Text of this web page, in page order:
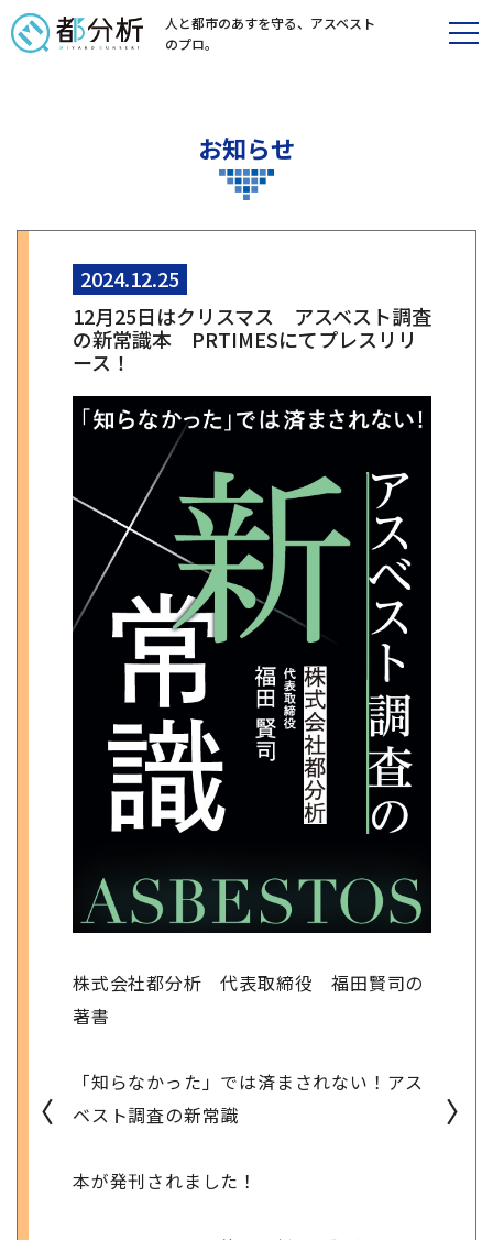
人と都市のあすを守る、 アスベスト
のプロ。
お知らせ
2024.12.25
12月25日はクリスマス アスベスト調査
の新常識本 PRTIMESにてプレスリリ
ース！
株式会社都分析 代表取締役 福田賢司の
著書
「知らなかった」では済まされない！アス
ベスト調査の新常識
本が発刊されました！
〈 〉